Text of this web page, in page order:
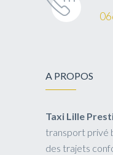
A PROPOS
Taxi Lille
transport privé
des trajets